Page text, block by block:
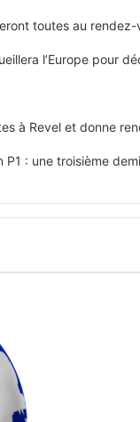
toutes au
l’Europe pour
à Revel et donne
: une troisième